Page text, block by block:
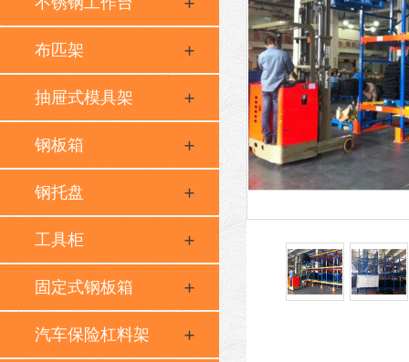
布匹架
抽屉式模具架
钢板箱
钢托盘
工具柜
固定式钢板箱
汽车保险杠料架